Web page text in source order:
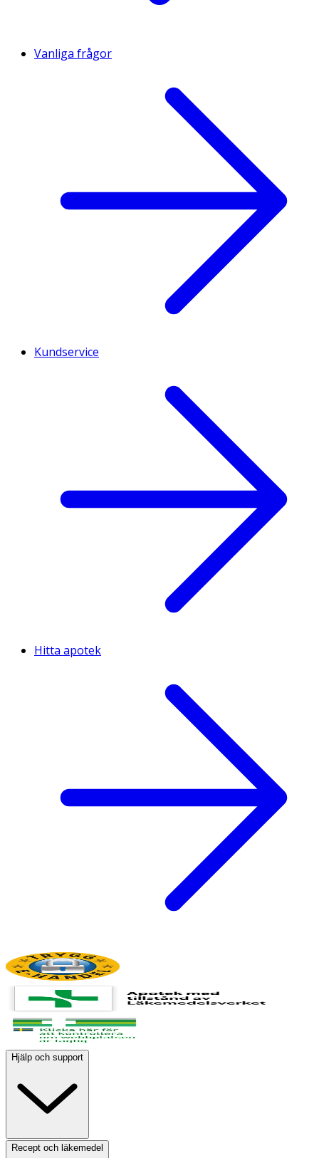
Vanliga frågor
Kundservice
Hitta apotek
Hjälp och support
Recept och läkemedel